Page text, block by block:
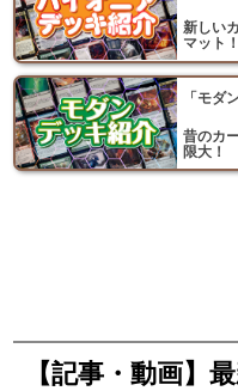
新しい
マット！
「モダ
昔のカ
限大！
【記事・動画】